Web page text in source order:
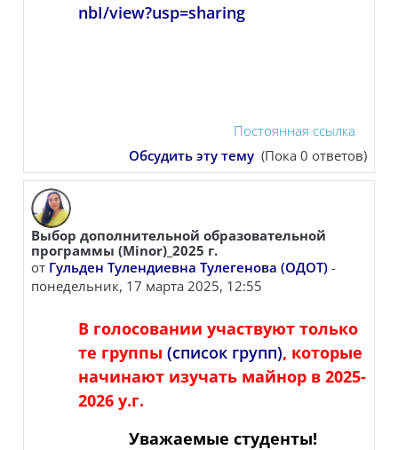
nbI/view?usp=sharing
Постоянная ссылка
Обсудить эту тему (Пока 0 ответов)
Выбор дополнительной образовательной
программы (Minor)_2025 г.
от Гульден Тулендиевна Тулегенова (ОДОТ) -
понедельник, 17 марта 2025, 12:55
В голосовании участвуют только
те группы (список групп), которые
начинают изучать майнор в 2025-
2026 у.г.
Уважаемые студенты!